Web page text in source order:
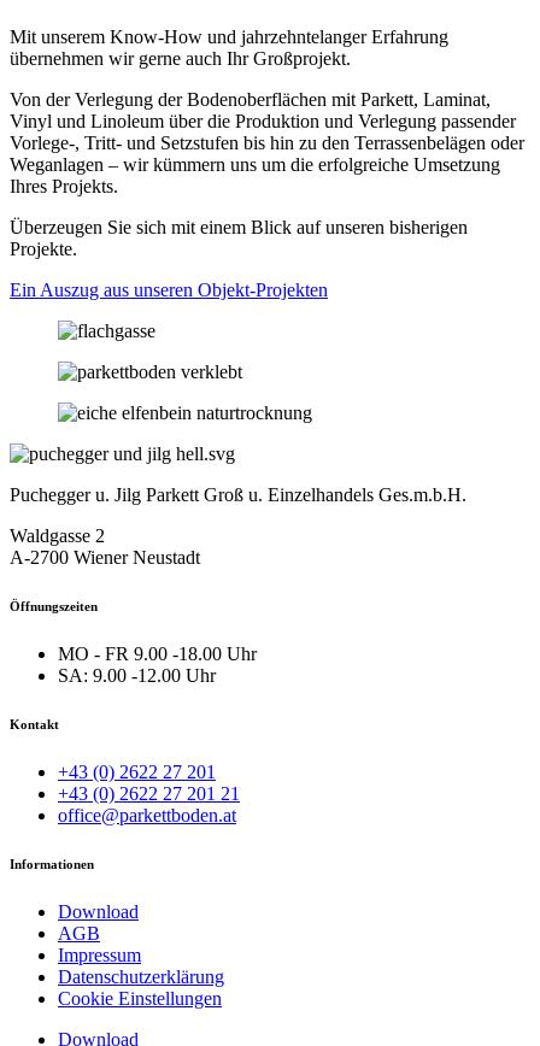
Mit unserem Know-How und jahrzehntelanger Erfahrung
übernehmen wir gerne auch Ihr Großprojekt.
Von der Verlegung der Bodenoberflächen mit Parkett, Laminat,
Vinyl und Linoleum über die Produktion und Verlegung passender
Vorlege-, Tritt- und Setzstufen bis hin zu den Terrassenbelägen oder
Weganlagen – wir kümmern uns um die erfolgreiche Umsetzung
Ihres Projekts.
Überzeugen Sie sich mit einem Blick auf unseren bisherigen
Projekte.
Ein Auszug aus unseren Objekt-Projekten
Puchegger u. Jilg Parkett Groß u. Einzelhandels Ges.m.b.H.
Waldgasse 2
A-2700 Wiener Neustadt
Öffnungszeiten
MO - FR 9.00 -18.00 Uhr
SA: 9.00 -12.00 Uhr
Kontakt
+43 (0) 2622 27 201
+43 (0) 2622 27 201 21
office@parkettboden.at
Informationen
Download
AGB
Impressum
Datenschutzerklärung
Cookie Einstellungen
Download